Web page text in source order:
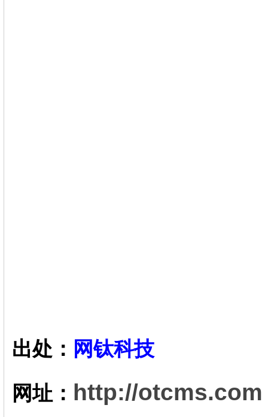
出处： 网钛科技
网址： http://otcms.com